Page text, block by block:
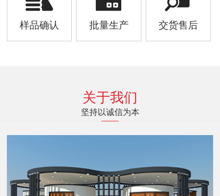
样品确认 批量生产 交货售后
关于我们
坚持以诚信为本